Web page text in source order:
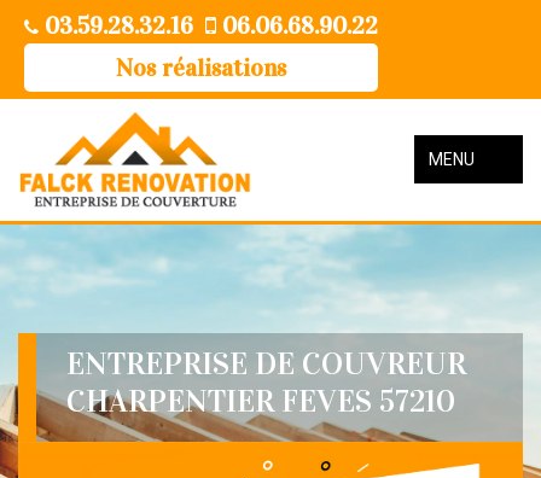
03.59.28.32.16
06.06.68.90.22
Nos réalisations
MENU
ENTREPRISE DE COUVREUR
CHARPENTIER FEVES 57210